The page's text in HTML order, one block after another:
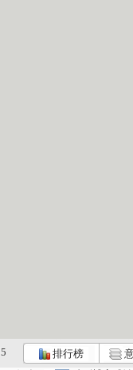
5 排行榜